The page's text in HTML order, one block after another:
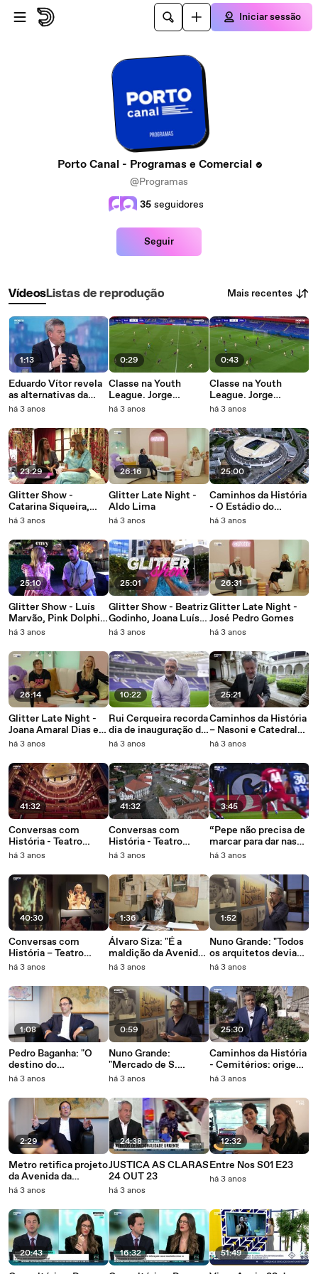
Avançar para o conteúdo principal
Iniciar sessão
Porto Canal - Programas e Comercial
@Programas
35 seguidores
Seguir
VídeosListas de reprodução Mais recentes
1:13
Eduardo Vítor revela
as alternativas da
Área Metropolitana
Coliseu do Porto
há 3 anos
23:29
Glitter Show -
Catarina Siqueira,
ESC, This Must Be a
Janiina Vaz e Joana
Lopes
há 3 anos
25:10
Glitter Show - Luís
Marvão, Pink Dolphin,
Grab Good Goods,
e Zé Vida
há 3 anos
26:14
Glitter Late Night -
Joana Amaral Dias e
Maria Sampaio
há 3 anos
41:32
Conversas com
História - Teatro
Nacional de São João
há 3 anos
40:30
Conversas com
História – Teatro
Ribeiro Conceição
há 3 anos
1:08
Pedro Baganha: "O
destino do
equipamento vai ser a
há 3 anos
2:29
Metro retifica projeto
da Avenida da
Boavista e alarga
de utilizadores
há 3 anos
20:43
0:29
Classe na Youth
League. Jorge
Meireles e Anhá
de goleada aos
'Dragões' em
Barcelona
há 3 anos
26:16
Glitter Late Night -
Aldo Lima
há 3 anos
25:01
Glitter Show - Beatriz
Godinho, Joana Luís,
Musa Makeup,
GIVEMESTORIES e
Mariana Ribeiro
há 3 anos
10:22
Rui Cerqueira recorda
dia de inauguração do
Estádio do Dragão
há 3 anos
41:32
Conversas com
História - Teatro
Ribeiro Conceição
há 3 anos
1:36
Álvaro Siza: "É a
maldição da Avenida
da Ponte!"
há 3 anos
0:59
Nuno Grande:
"Mercado de S.
Sebastião nunca quis
há 3 anos
24:38
JUSTICA AS CLARAS
24 OUT 23
há 3 anos
16:32
0:43
Classe na Youth
League. Jorge
Meireles e Anhá
de goleada aos
'Dragões' em
Barcelona
há 3 anos
25:00
Caminhos da História
- O Estádio do
Dragão: 20 anos
há 3 anos
26:31
Glitter Late Night -
José Pedro Gomes
há 3 anos
25:21
Caminhos da História
– Nasoni e Catedral
de Lamego
há 3 anos
3:45
“Pepe não precisa de
marcar para dar nas
vistas”. Análise do
Canal à exibição do
capitão do FC Porto
na Champions
há 3 anos
1:52
Nuno Grande: "Todos
os arquitetos deviam
pugnar para que o
cumprido"
há 3 anos
25:30
Caminhos da História
- Cemitérios: origem
burguesa e
há 3 anos
12:32
Entre Nos S01 E23
há 3 anos
51:49